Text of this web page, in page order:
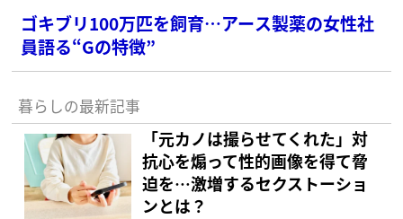
ゴキブリ100万匹を飼育…アース製薬の女性社
員語る“Gの特徴”
暮らしの最新記事
「元カノは撮らせてくれた」対
抗心を煽って性的画像を得て脅
迫を…激増するセクストーショ
ンとは？